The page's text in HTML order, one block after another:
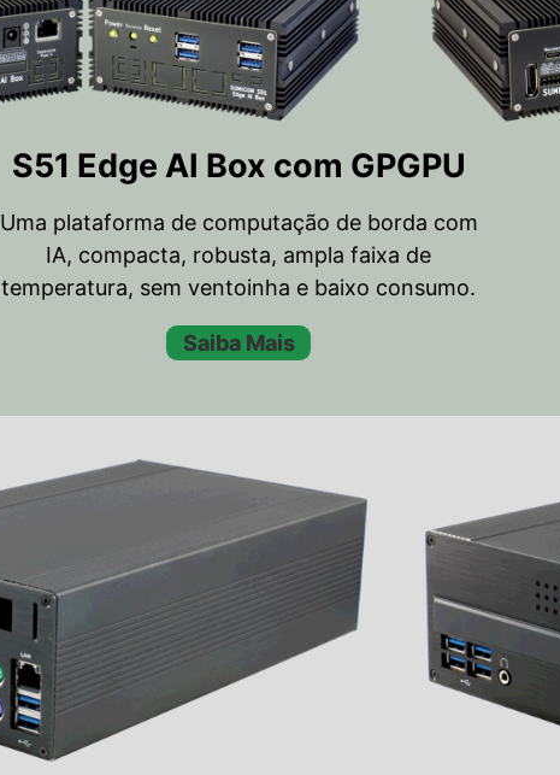
S51 Edge AI Box com GPGPU
Uma plataforma de computação de borda com
IA, compacta, robusta, ampla faixa de
temperatura, sem ventoinha e baixo consumo.
Saiba Mais